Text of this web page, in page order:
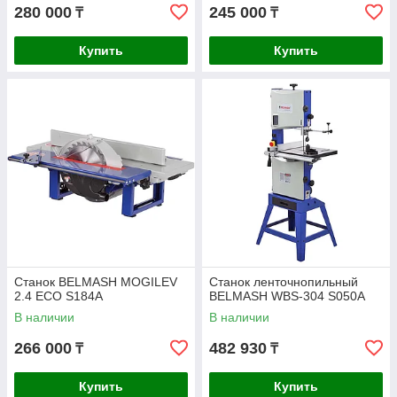
280 000 ₸
Купить
245 000 ₸
Купить
Станок BELMASH MOGILEV
2.4 ECO S184A
В наличии
266 000 ₸
Купить
Станок ленточнопильный
BELMASH WBS-304 S050A
В наличии
482 930 ₸
Купить